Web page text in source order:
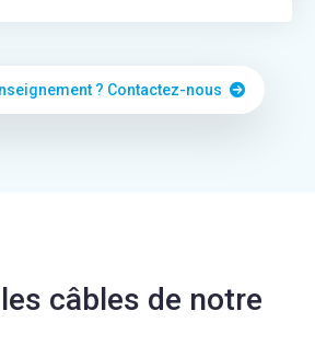
? Contactez-nous
câbles de notre